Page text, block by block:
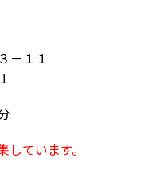
－１１
ています。